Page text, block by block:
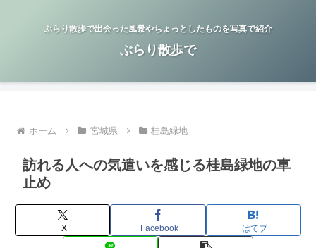
ぶらり散歩で出会った風景やちょっとしたものを写真で紹介
ぶらり散歩で
ホーム 宮城県 桂島緑地
訪れる人への気遣いを感じる桂島緑地の車
止め
X Facebook はてブ